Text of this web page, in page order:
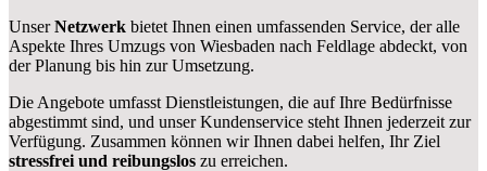
UnserNetzwerk bietet Ihnen einen umfassenden Service, der alle
Aspekte Ihres Umzugs von Wiesbaden nach Feldlage abdeckt, von
der Planung bis hin zur Umsetzung.
Die Angebote umfasst Dienstleistungen, die auf Ihre Bedürfnisse
abgestimmt sind, und unser Kundenservice steht Ihnen jederzeit zur
Verfügung. Zusammen können wir Ihnen dabei helfen, Ihr Ziel
stressfrei und reibungslos zu erreichen.